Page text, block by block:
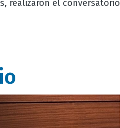
realizaron el conversatorio